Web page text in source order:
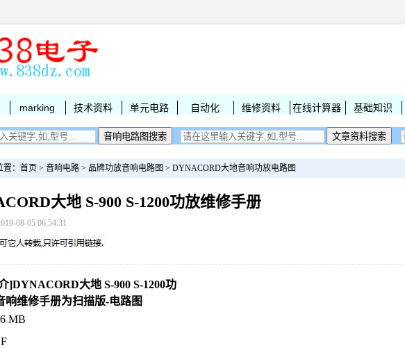
marking 技术资料 单元电路 自动化 维修资料 在线计算器 基础知识
： 首页 > 音响电路 > 品牌功放音响电路图 > DYNACORD大地音响功放电路图
大地 S-900 S-1200功放维修手册
08-05 06:54:31
]DYNACORD大地 S-900 S-1200功
响维修手册为扫描版-电路图
MB